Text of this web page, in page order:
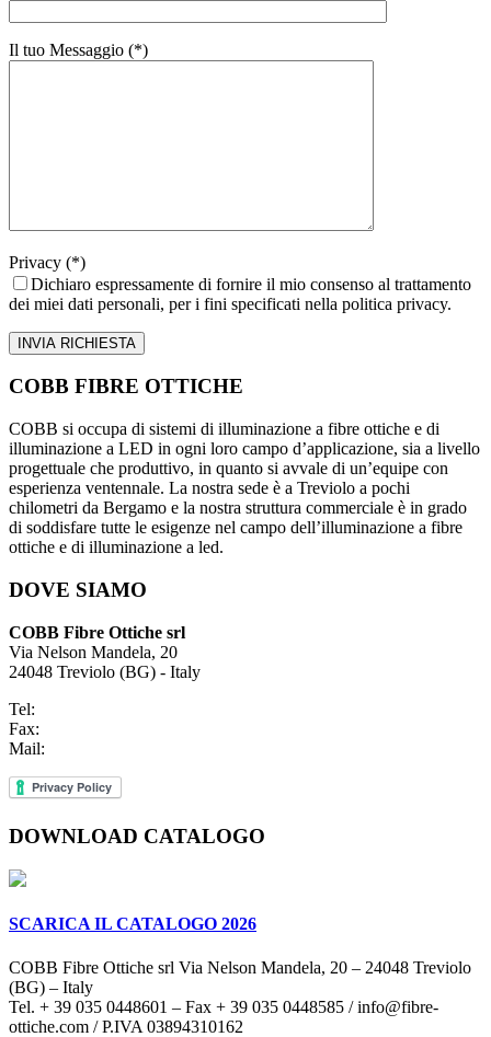
Il tuo Messaggio (*)
Privacy (*)
Dichiaro espressamente di fornire il mio consenso al trattamento
dei miei dati personali, per i fini specificati nella politica privacy.
COBB FIBRE OTTICHE
COBB si occupa di sistemi di illuminazione a fibre ottiche e di
illuminazione a LED in ogni loro campo d’applicazione, sia a livello
progettuale che produttivo, in quanto si avvale di un’equipe con
esperienza ventennale. La nostra sede è a Treviolo a pochi
chilometri da Bergamo e la nostra struttura commerciale è in grado
di soddisfare tutte le esigenze nel campo dell’illuminazione a fibre
ottiche e di illuminazione a led.
DOVE SIAMO
COBB Fibre Ottiche srl
Via Nelson Mandela, 20
24048 Treviolo (BG) - Italy
Tel:
Fax:
Mail:
DOWNLOAD CATALOGO
SCARICA IL CATALOGO 2026
COBB Fibre Ottiche srl Via Nelson Mandela, 20 – 24048 Treviolo
(BG) – Italy
Tel. + 39 035 0448601 – Fax + 39 035 0448585 / info@fibre-
ottiche.com / P.IVA 03894310162